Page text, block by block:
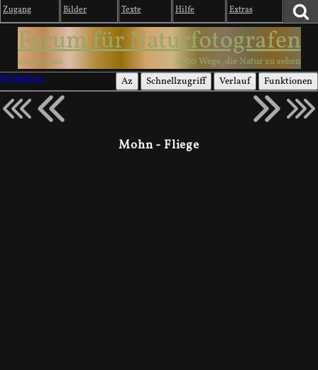
Zugang Bilder Texte Hilfe Extras
Forum für Naturfotografen
2003-2026
1000 Wege, die Natur zu sehen
Wirbellose
Az Schnellzugriff Verlauf Funktionen
Mohn - Fliege